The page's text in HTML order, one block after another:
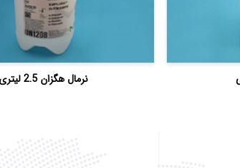
نرمال هگزان 2.5 لیتری